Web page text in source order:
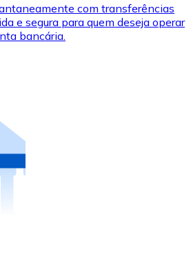
com transferências
e segura para quem deseja operar
bancária.